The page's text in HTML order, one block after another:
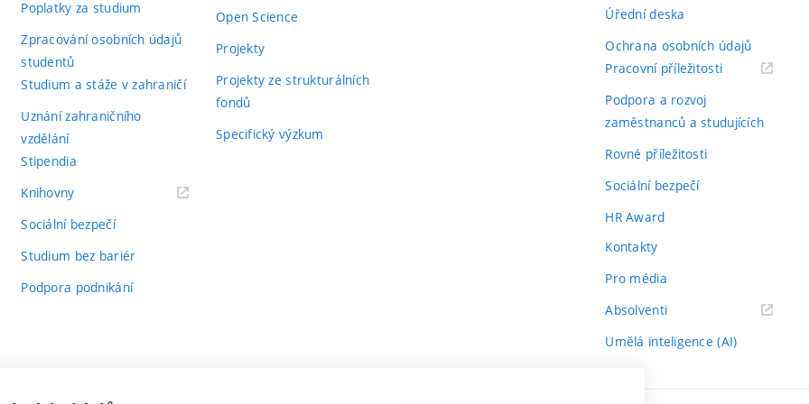
Poplatky za studium
Zpracování osobních údajů
studentů
Studium a stáže v zahraničí
Uznání zahraničního
vzdělání
Stipendia
Knihovny(externí
Sociální bezpečí
Studium bez bariér
Podpora podnikání
Open Science
Projekty
Projekty ze strukturálních
fondů
Specifický výzkum
Úřední deska
Ochrana osobních údajů
Pracovní příležitosti(externí
Podpora a rozvoj
zaměstnanců a studujících
Rovné příležitosti
Sociální bezpečí
HR Award
Kontakty
Pro média
Absolventi(externí
Umělá inteligence (AI)